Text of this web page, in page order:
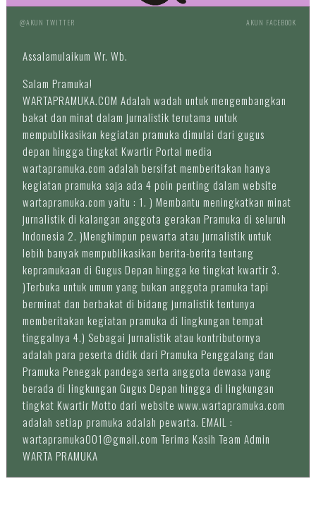
@AKUN TWITTER AKUN FACEBOOK
Assalamulaikum Wr. Wb.
Salam Pramuka!
WARTAPRAMUKA.COM Adalah wadah untuk mengembangkan
bakat dan minat dalam jurnalistik terutama untuk
mempublikasikan kegiatan pramuka dimulai dari gugus
depan hingga tingkat Kwartir Portal media
wartapramuka.com adalah bersifat memberitakan hanya
kegiatan pramuka saja ada 4 poin penting dalam website
wartapramuka.com yaitu : 1. ) Membantu meningkatkan minat
jurnalistik di kalangan anggota gerakan Pramuka di seluruh
Indonesia 2. )Menghimpun pewarta atau jurnalistik untuk
lebih banyak mempublikasikan berita-berita tentang
kepramukaan di Gugus Depan hingga ke tingkat kwartir 3.
)Terbuka untuk umum yang bukan anggota pramuka tapi
berminat dan berbakat di bidang jurnalistik tentunya
memberitakan kegiatan pramuka di lingkungan tempat
tinggalnya 4.) Sebagai jurnalistik atau kontributornya
adalah para peserta didik dari Pramuka Penggalang dan
Pramuka Penegak pandega serta anggota dewasa yang
berada di lingkungan Gugus Depan hingga di lingkungan
tingkat Kwartir Motto dari website www.wartapramuka.com
adalah setiap pramuka adalah pewarta. EMAIL :
wartapramuka001@gmail.com Terima Kasih Team Admin
WARTA PRAMUKA